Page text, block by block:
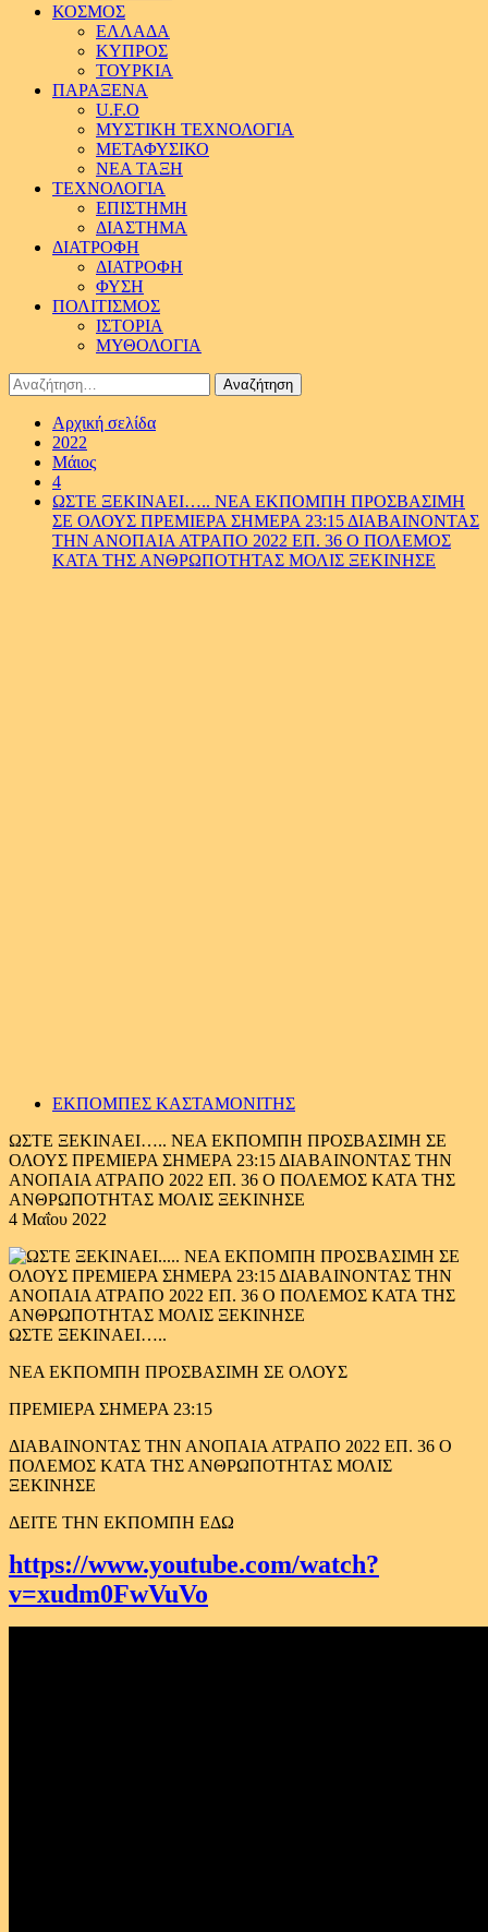
ΚΟΣΜΟΣ
ΕΛΛΑΔΑ
ΚΥΠΡΟΣ
ΤΟΥΡΚΙΑ
ΠΑΡΑΞΕΝΑ
U.F.O
ΜΥΣΤΙΚΗ ΤΕΧΝΟΛΟΓΙΑ
ΜΕΤΑΦΥΣΙΚΟ
ΝΕΑ ΤΑΞΗ
ΤΕΧΝΟΛΟΓΙΑ
ΕΠΙΣΤΗΜΗ
ΔΙΑΣΤΗΜΑ
ΔΙΑΤΡΟΦΗ
ΔΙΑΤΡΟΦΗ
ΦΥΣΗ
ΠΟΛΙΤΙΣΜΟΣ
ΙΣΤΟΡΙΑ
ΜΥΘΟΛΟΓΙΑ
Αναζήτηση
για:
Αρχική σελίδα
2022
Μάιος
4
ΩΣΤΕ ΞΕΚΙΝΑΕΙ….. ΝΕΑ ΕΚΠΟΜΠΗ ΠΡΟΣΒΑΣΙΜΗ
ΣΕ ΟΛΟΥΣ ΠΡΕΜΙΕΡΑ ΣΗΜΕΡΑ 23:15 ΔΙΑΒΑΙΝΟΝΤΑΣ
ΤΗΝ ΑΝΟΠΑΙΑ ΑΤΡΑΠΟ 2022 ΕΠ. 36 Ο ΠΟΛΕΜΟΣ
ΚΑΤΑ ΤΗΣ ΑΝΘΡΩΠΟΤΗΤΑΣ ΜΟΛΙΣ ΞΕΚΙΝΗΣΕ
ΕΚΠΟΜΠΕΣ ΚΑΣΤΑΜΟΝΙΤΗΣ
ΩΣΤΕ ΞΕΚΙΝΑΕΙ….. ΝΕΑ ΕΚΠΟΜΠΗ ΠΡΟΣΒΑΣΙΜΗ ΣΕ
ΟΛΟΥΣ ΠΡΕΜΙΕΡΑ ΣΗΜΕΡΑ 23:15 ΔΙΑΒΑΙΝΟΝΤΑΣ ΤΗΝ
ΑΝΟΠΑΙΑ ΑΤΡΑΠΟ 2022 ΕΠ. 36 Ο ΠΟΛΕΜΟΣ ΚΑΤΑ ΤΗΣ
ΑΝΘΡΩΠΟΤΗΤΑΣ ΜΟΛΙΣ ΞΕΚΙΝΗΣΕ
4 Μαΐου 2022
ΩΣΤΕ ΞΕΚΙΝΑΕΙ…..
ΝΕΑ ΕΚΠΟΜΠΗ ΠΡΟΣΒΑΣΙΜΗ ΣΕ ΟΛΟΥΣ
ΠΡΕΜΙΕΡΑ ΣΗΜΕΡΑ 23:15
ΔΙΑΒΑΙΝΟΝΤΑΣ ΤΗΝ ΑΝΟΠΑΙΑ ΑΤΡΑΠΟ 2022 ΕΠ. 36 Ο
ΠΟΛΕΜΟΣ ΚΑΤΑ ΤΗΣ ΑΝΘΡΩΠΟΤΗΤΑΣ ΜΟΛΙΣ
ΞΕΚΙΝΗΣΕ
ΔΕΙΤΕ ΤΗΝ ΕΚΠΟΜΠΗ ΕΔΩ
https://www.youtube.com/watch?
v=xudm0FwVuVo